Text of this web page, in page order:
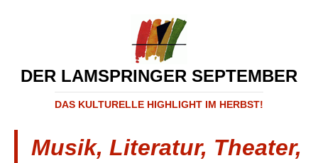
DER LAMSPRINGER SEPTEMBER
DAS KULTURELLE HIGHLIGHT IM HERBST!
Musik, Literatur, Theater,